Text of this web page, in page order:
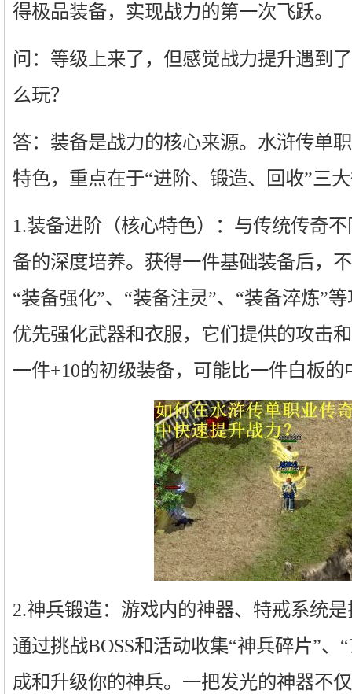
得极品装备，实现战力的第一次飞跃。
问：等级上来了，但感觉战力提升遇到
么玩？
答：装备是战力的核心来源。水浒传单
特色，重点在于“进阶、锻造、回收”三
1.装备进阶（核心特色）：与传统传奇
备的深度培养。获得一件基础装备后，
“装备强化”、“装备注灵”、“装备淬炼”
优先强化武器和衣服，它们提供的攻击
一件+10的初级装备，可能比一件白板的
2.神兵锻造：游戏内的神器、特戒系统
通过挑战BOSS和活动收集“神兵碎片”、
成和升级你的神兵。一把发光的神器不